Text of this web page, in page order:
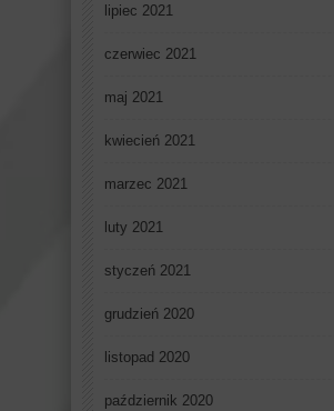
lipiec 2021
czerwiec 2021
maj 2021
kwiecień 2021
marzec 2021
luty 2021
styczeń 2021
grudzień 2020
listopad 2020
październik 2020